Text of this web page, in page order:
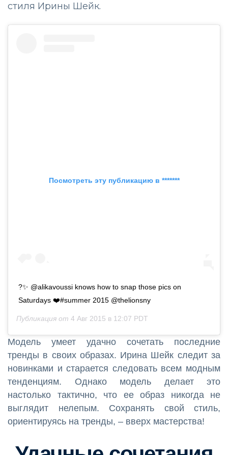
стиля Ирины Шейк.
Посмотреть эту публикацию в *******
?✨ @alikavoussi knows how to snap those pics on
Saturdays ❤️#summer 2015 @thelionsny
Публикация от 4 Авг 2015 в 12:07 PDT
Модель умеет удачно сочетать последние
тренды в своих образах. Ирина Шейк следит за
новинками и старается следовать всем модным
тенденциям. Однако модель делает это
настолько тактично, что ее образ никогда не
выглядит нелепым. Сохранять свой стиль,
ориентируясь на тренды, – вверх мастерства!